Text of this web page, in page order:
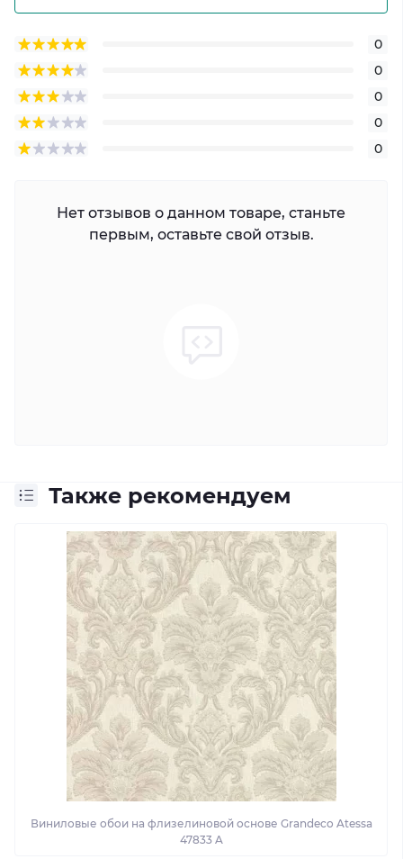
0
0
0
0
0
Нет отзывов о данном товаре, станьте
первым, оставьте свой отзыв.
Также рекомендуем
Виниловые обои на флизелиновой основе Grandeco Atessa
47833 A